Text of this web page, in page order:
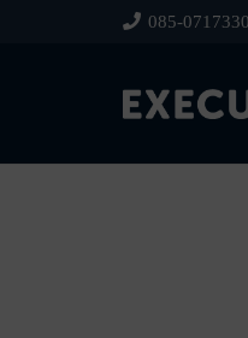
085-0717330